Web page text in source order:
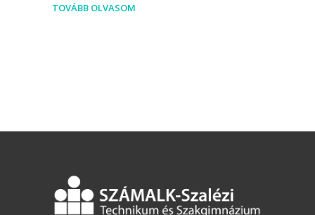
TOVÁBB OLVASOM